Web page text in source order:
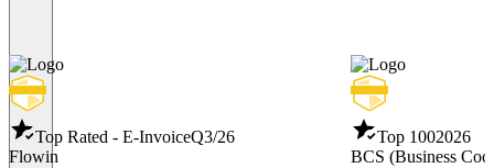
Top Rated - E-InvoiceQ3/26
Flowin
Top 1002026
BCS (Business